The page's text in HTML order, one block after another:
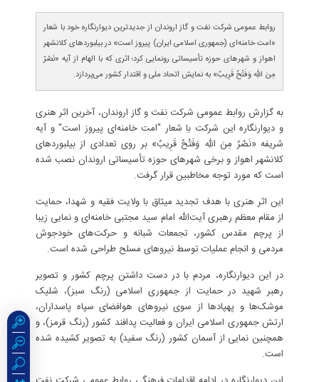
روابط عمومی شرکت نفت و گاز اروندان از جدیدترین دیوارنگاره خود با شعار
«امت خامنه‌ای (جمهوری اسلامی ایران) پیروز است» در بیلبوردهای کلانشهر
اهواز و شهرهای حوزه تأسیساتی رونمایی کرد؛ اثری که با الهام از آیه «نَصْرٌ
مِنَ اللهِ وَفَتْحٌ قَرِیبٌ» به نمایش اتحاد ملی و اقتدار کشور می‌پردازد.
به گزارش روابط عمومی شرکت نفت و گاز اروندان، آخرین اثر هنری
و دیوارنگاره این شرکت با شعار "امت خامنه‌ای پیروز است" و آیه
شریفه «نَصْرٌ مِنَ اللهِ وَفَتْحٌ قَرِیبٌ» بر روی تعدادی از بیلبوردهای
کلانشهر اهواز و برخی شهرهای حوزه تأسیساتی اروندان نصب شده
است که مورد توجه مخاطبين قرار گرفت.
این اثر هنری با هدف تجدید میثاق با ولایت فقیه و شهدا، حمایت
از مقام معظم رهبری آیت‌الله امام سید مجتبی خامنه‌ای و نمایی زیبا
از پرچم مقدس کشور، تجمعات شبانه و حرکت‌‌های خودجوش
مردمی و انجام عملیات توسط نیروهای مسلح طراحی شده است.
در این دیوارنگاره، مردم با در دست داشتن پرچم کشور و تصویر
رهبر شهید در حمایت از جمهوری اسلامی (رنگ سبز)، شلیک
موشک‌ها و پهپادها از سوی نیروهای هوافضای سپاه پاسداران،
ارتش جمهوری اسلامی ایران و فعالیت پدافند کشور (رنگ قرمز)، و
همچنین نمایی از آسمان کشور (رنگ سفید) به تصویر کشیده شده
است.